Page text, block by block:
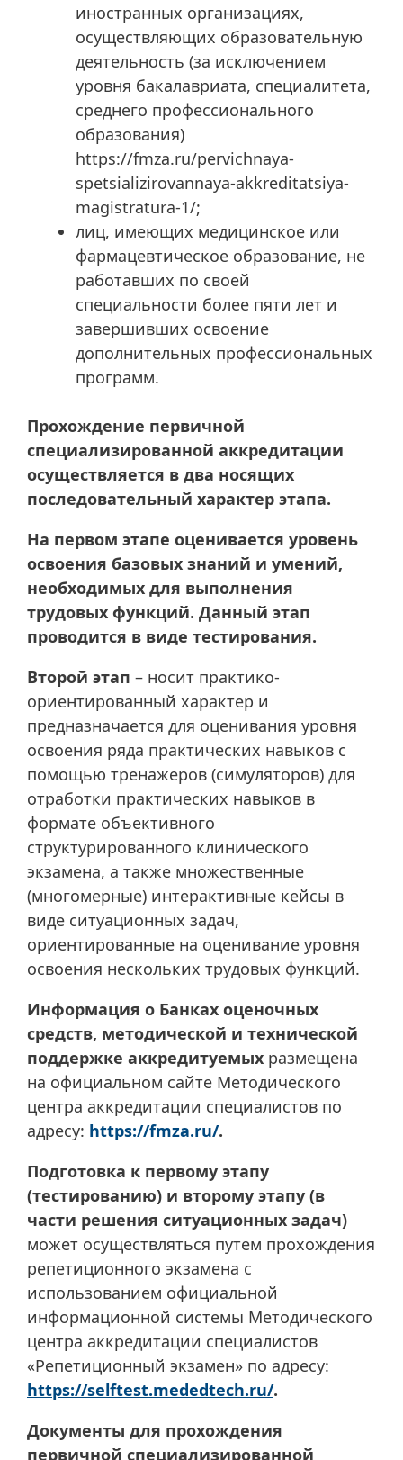
иностранных организациях,
осуществляющих образовательную
деятельность (за исключением
уровня бакалавриата, специалитета,
среднего профессионального
образования)
https://fmza.ru/pervichnaya-
spetsializirovannaya-akkreditatsiya-
magistratura-1/;
лиц, имеющих медицинское или
фармацевтическое образование, не
работавших по своей
специальности более пяти лет и
завершивших освоение
дополнительных профессиональных
программ.
Прохождение первичной
специализированной аккредитации
осуществляется в два носящих
последовательный характер этапа.
На первом этапе оценивается уровень
освоения базовых знаний и умений,
необходимых для выполнения
трудовых функций. Данный этап
проводится в виде тестирования.
Второй этап – носит практико-
ориентированный характер и
предназначается для оценивания уровня
освоения ряда практических навыков с
помощью тренажеров (симуляторов) для
отработки практических навыков в
формате объективного
структурированного клинического
экзамена, а также множественные
(многомерные) интерактивные кейсы в
виде ситуационных задач,
ориентированные на оценивание уровня
освоения нескольких трудовых функций.
Информация о Банках оценочных
средств, методической и технической
поддержке аккредитуемых размещена
на официальном сайте Методического
центра аккредитации специалистов по
адресу: https://fmza.ru/.
Подготовка к первому этапу
(тестированию) и второму этапу (в
части решения ситуационных задач)
может осуществляться путем прохождения
репетиционного экзамена с
использованием официальной
информационной системы Методического
центра аккредитации специалистов
«Репетиционный экзамен» по адресу:
https://selftest.mededtech.ru/.
Документы для прохождения
первичной специализированной